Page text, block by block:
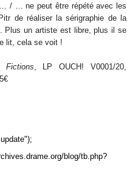
/ … ne peut être répété avec les
de réaliser la sérigraphie de la
Plus un artiste est libre, plus il se
lit, cela se voit !
Fictions , LP OUCH! V0001/20,
blog/tb.php?